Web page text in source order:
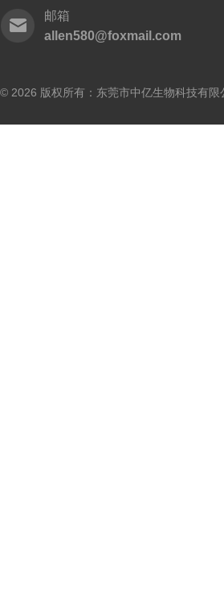
邮箱
allen580@foxmail.com
© 2026 版权所有：东莞市中亿生物科技有